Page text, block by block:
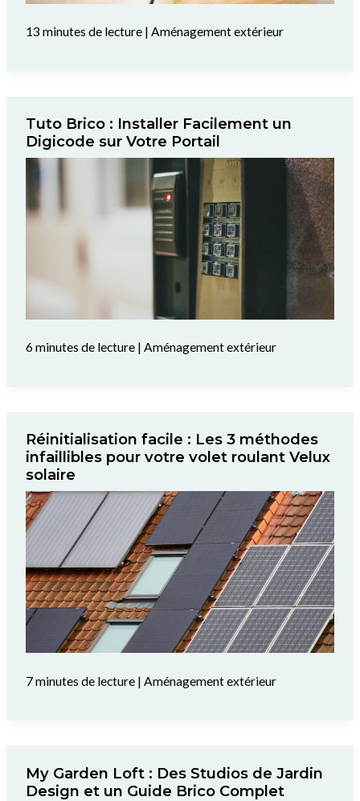
13 minutes de lecture| Aménagement extérieur
Tuto Brico : Installer Facilement un
Digicode sur Votre Portail
6 minutes de lecture| Aménagement extérieur
Réinitialisation facile : Les 3 méthodes
infaillibles pour votre volet roulant Velux
solaire
7 minutes de lecture| Aménagement extérieur
My Garden Loft : Des Studios de Jardin
Design et un Guide Brico Complet